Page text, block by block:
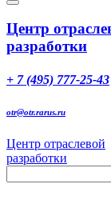
Toggle
Центр
разработки
+ 7 (495) 777-25-43
otr@otr.rarus.ru
Центр отраслевой
разработки